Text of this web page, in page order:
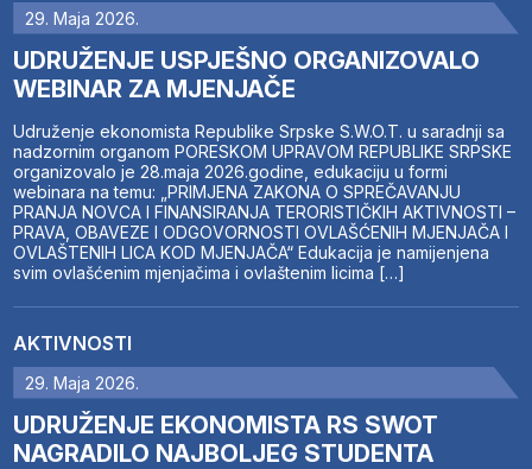
29. Maja 2026.
UDRUŽENJE USPJEŠNO ORGANIZOVALO
WEBINAR ZA MJENJAČE
Udruženje ekonomista Republike Srpske S.W.O.T. u saradnji sa
nadzornim organom PORESKOM UPRAVOM REPUBLIKE SRPSKE
organizovalo je 28.maja 2026.godine, edukaciju u formi
webinara na temu: „PRIMJENA ZAKONA O SPREČAVANJU
PRANJA NOVCA I FINANSIRANJA TERORISTIČKIH AKTIVNOSTI –
PRAVA, OBAVEZE I ODGOVORNOSTI OVLAŠĆENIH MJENJAČA I
OVLAŠTENIH LICA KOD MJENJAČA“ Edukacija je namijenjena
svim ovlašćenim mjenjačima i ovlaštenim licima […]
AKTIVNOSTI
29. Maja 2026.
UDRUŽENJE EKONOMISTA RS SWOT
NAGRADILO NAJBOLJEG STUDENTA